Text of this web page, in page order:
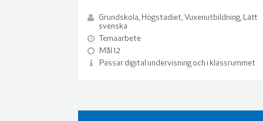
Grundskola, Högstadiet, Vuxenutbildning, Lätt
svenska
Temaarbete
Mål 12
Passar digital undervisning och i klassrummet